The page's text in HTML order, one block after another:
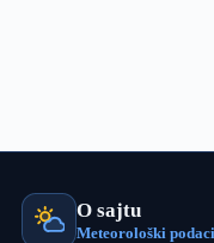
O sajtu
Meteorološki